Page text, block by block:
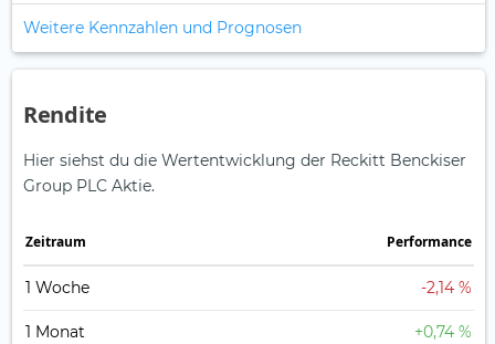
Weitere Kennzahlen und Prognosen
Rendite
Hier siehst du die Wertentwicklung der Reckitt Benckiser
Group PLC Aktie.
Zeitraum Perfor­mance
1 Woche -2,14 %
1 Monat +0,74 %